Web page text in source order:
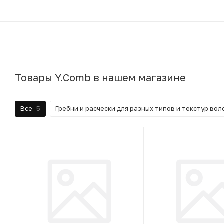
Товары Y.Comb в нашем магазине
Все 5 Гребни и расчески для разных типов и текстур